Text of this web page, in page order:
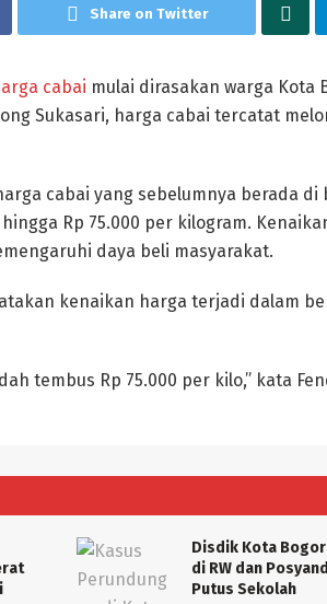
Share on Twitter
cabai mulai dirasakan warga Kota
Sukasari, harga cabai tercatat
cabai yang sebelumnya berada di
Rp 75.000 per kilogram.
daya beli masyarakat.
kenaikan harga terjadi dalam
tembus Rp 75.000 per kilo,” kata
Disdik Kota
di RW dan
Putus Sekolah